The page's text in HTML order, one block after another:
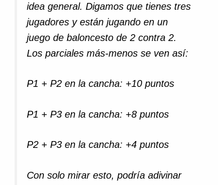
idea general. Digamos que tienes tres
jugadores y están jugando en un
juego de baloncesto de 2 contra 2.
Los parciales más-menos se ven así:
P1 + P2 en la cancha: +10 puntos
P1 + P3 en la cancha: +8 puntos
P2 + P3 en la cancha: +4 puntos
Con solo mirar esto, podría adivinar